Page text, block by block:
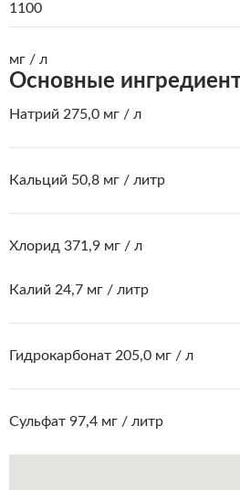
1100
мг / л
Основные
Натрий 275,0 мг / л
Кальций 50,8 мг / литр
Хлорид 371,9 мг / л
Калий 24,7 мг / литр
Гидрокарбонат 205,0 мг / л
Сульфат 97,4 мг / литр